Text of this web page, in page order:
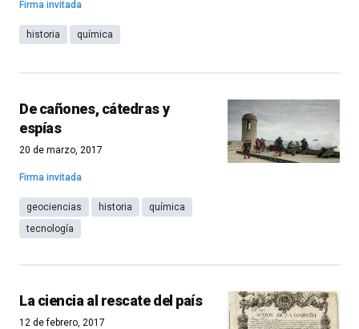
Firma invitada
historia química
De cañones, cátedras y
espías
20 de marzo, 2017
Firma invitada
geociencias historia
química
tecnología
La ciencia al rescate del país
12 de febrero, 2017